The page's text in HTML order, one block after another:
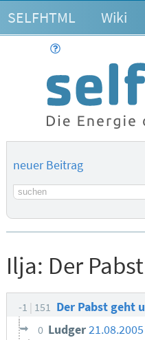
SELFHTML Wiki
neuer Beitrag
Suchbegriff
Ilja: Der
-1 151 Der Pabst geht
0 Ludger